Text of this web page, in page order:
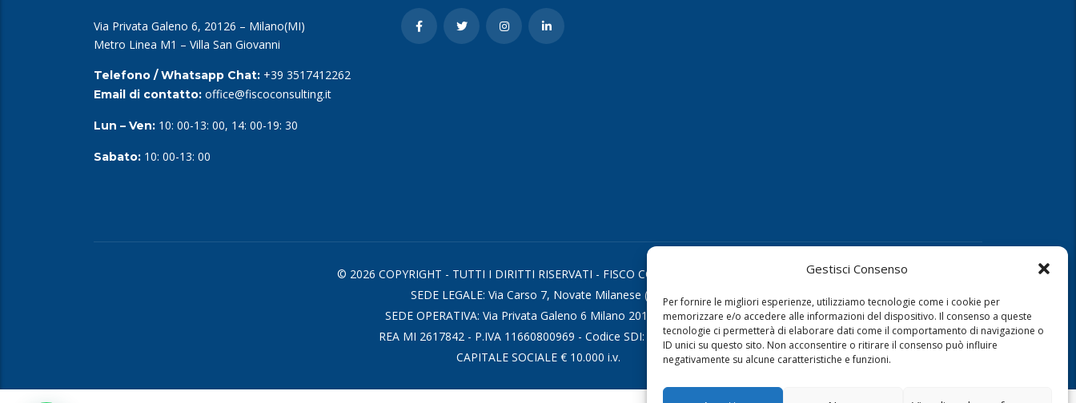
Gestisci Consenso
Per fornire le migliori esperienze, utilizziamo tecnologie come i cookie per
memorizzare e/o accedere alle informazioni del dispositivo. Il consenso a queste
tecnologie ci permetterà di elaborare dati come il comportamento di navigazione o
ID unici su questo sito. Non acconsentire o ritirare il consenso può influire
negativamente su alcune caratteristiche e funzioni.
Via Privata Galeno 6, 20126 – Milano(MI)
Metro Linea M1 – Villa San Giovanni
Telefono / Whatsapp Chat: +39 3517412262
Email di contatto: office@fiscoconsulting.it
Lun – Ven: 10: 00-13: 00, 14: 00-19: 30
Sabato: 10: 00-13: 00
© 2026 COPYRIGHT - TUTTI I DIRITTI RISERVATI - FISCO CONSULTING S.R.L
SEDE LEGALE: Via Carso 7, Novate Milanese (MI)
SEDE OPERATIVA: Via Privata Galeno 6 Milano 20126 - (MI)
REA MI 2617842 - P.IVA 11660800969 - Codice SDI: KRRH6B9
CAPITALE SOCIALE € 10.000 i.v.